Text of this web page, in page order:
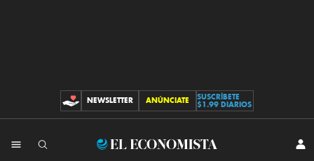
CONTRIBUCIONES
NEWSLETTER ANÚNCIATE
SUSCRÍBETE
$1.99 DIARIOS
El